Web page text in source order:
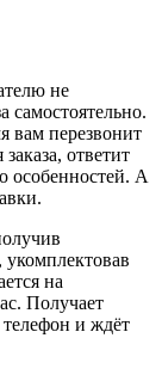
не
самостоятельно.
вам перезвонит
ответит
особенностей. А
укомплектовав
на
Получает
и ждёт